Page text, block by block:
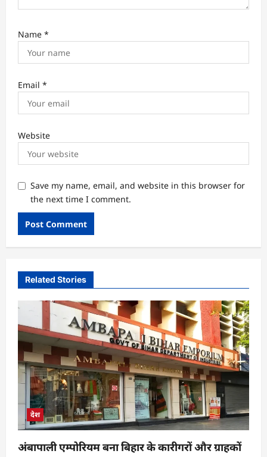
Name *
Email *
Website
Save my name, email, and website in this browser for
the next time I comment.
Related Stories
देश
अंबापाली एम्पोरियम बना बिहार के कारीगरों और ग्राहकों